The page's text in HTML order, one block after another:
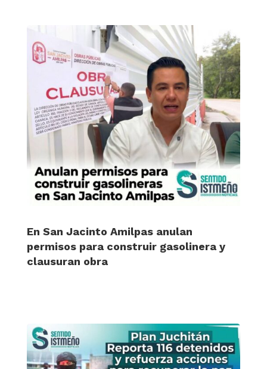
En San Jacinto Amilpas anulan
permisos para construir gasolinera y
clausuran obra